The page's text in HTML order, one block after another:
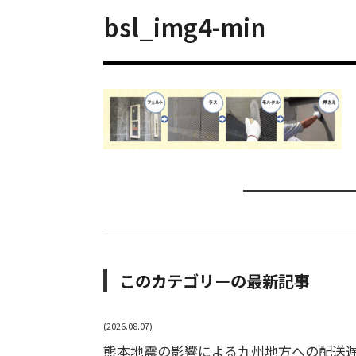
bsl_img4-min
このカテゴリーの最新記事
(2026.08.07)
熊本地震の影響による九州地方への配送